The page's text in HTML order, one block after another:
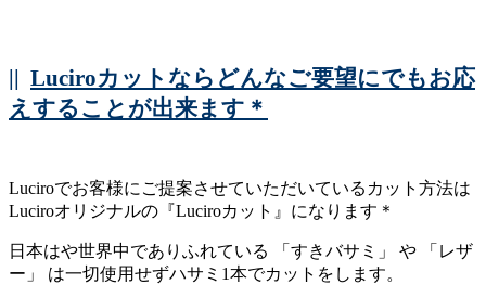
|| Luciroカットならどんなご要望にでもお応
えすることが出来ます＊
Luciroでお客様にご提案させていただいているカット方法は
Luciroオリジナルの『Luciroカット』になります＊
日本はや世界中でありふれている 「すきバサミ」 や 「レザ
ー」 は一切使用せずハサミ1本でカットをします。